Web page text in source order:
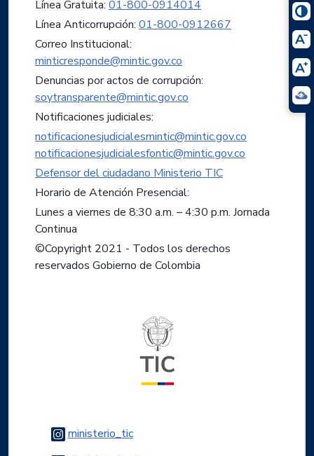
Línea Gratuita: 01-800-0914014
Línea Anticorrupción: 01-800-0912667
Correo Institucional:
minticresponde@mintic.gov.co
Denuncias por actos de corrupción:
soytransparente@mintic.gov.co
Notificaciones judiciales:
notificacionesjudicialesmintic@mintic.gov.co
notificacionesjudicialesfontic@mintic.gov.co
Defensor del ciudadano Ministerio TIC
Horario de Atención Presencial:
Lunes a viernes de 8:30 a.m. – 4:30 p.m. Jornada
Continua
©Copyright 2021 - Todos los derechos
reservados Gobierno de Colombia
ministerio_ticLogo Instagram